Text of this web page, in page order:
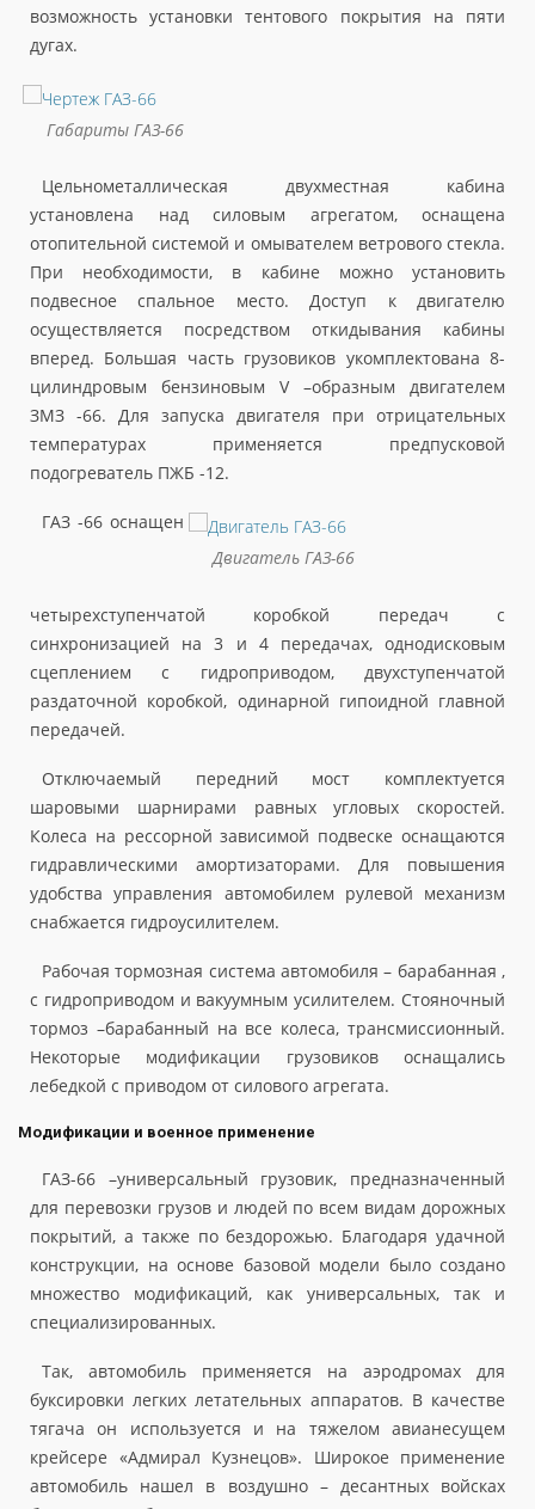
возможность установки тентового покрытия на пяти
дугах.
Габариты ГАЗ-66
Цельнометаллическая двухместная кабина
установлена над силовым агрегатом, оснащена
отопительной системой и омывателем ветрового стекла.
При необходимости, в кабине можно установить
подвесное спальное место. Доступ к двигателю
осуществляется посредством откидывания кабины
вперед. Большая часть грузовиков укомплектована 8-
цилиндровым бензиновым V –образным двигателем
ЗМЗ -66. Для запуска двигателя при отрицательных
температурах применяется предпусковой
подогреватель ПЖБ -12.
Двигатель ГАЗ-66
ГАЗ -66 оснащен
четырехступенчатой коробкой передач с
синхронизацией на 3 и 4 передачах, однодисковым
сцеплением с гидроприводом, двухступенчатой
раздаточной коробкой, одинарной гипоидной главной
передачей.
Отключаемый передний мост комплектуется
шаровыми шарнирами равных угловых скоростей.
Колеса на рессорной зависимой подвеске оснащаются
гидравлическими амортизаторами. Для повышения
удобства управления автомобилем рулевой механизм
снабжается гидроусилителем.
Рабочая тормозная система автомобиля – барабанная ,
с гидроприводом и вакуумным усилителем. Стояночный
тормоз –барабанный на все колеса, трансмиссионный.
Некоторые модификации грузовиков оснащались
лебедкой с приводом от силового агрегата.
Модификации и военное применение
ГАЗ-66 –универсальный грузовик, предназначенный
для перевозки грузов и людей по всем видам дорожных
покрытий, а также по бездорожью. Благодаря удачной
конструкции, на основе базовой модели было создано
множество модификаций, как универсальных, так и
специализированных.
Так, автомобиль применяется на аэродромах для
буксировки легких летательных аппаратов. В качестве
тягача он используется и на тяжелом авианесущем
крейсере «Адмирал Кузнецов». Широкое применение
автомобиль нашел в воздушно – десантных войсках